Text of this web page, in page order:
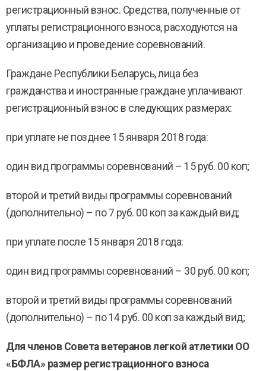
регистрационный взнос. Средства, полученные от
уплаты регистрационного взноса, расходуются на
организацию и проведение соревнований.
Граждане Республики Беларусь, лица без
гражданства и иностранные граждане уплачивают
регистрационный взнос в следующих размерах:
при уплате не позднее 15 января 2018 года:
один вид программы соревнований – 15 руб. 00 коп;
второй и третий виды программы соревнований
(дополнительно) – по 7 руб. 00 коп за каждый вид;
при уплате после 15 января 2018 года:
один вид программы соревнований – 30 руб. 00 коп;
второй и третий виды программы соревнований
(дополнительно) – по 14 руб. 00 коп за каждый вид;
Для членов Совета ветеранов легкой атлетики ОО
«БФЛА» размер регистрационного взноса